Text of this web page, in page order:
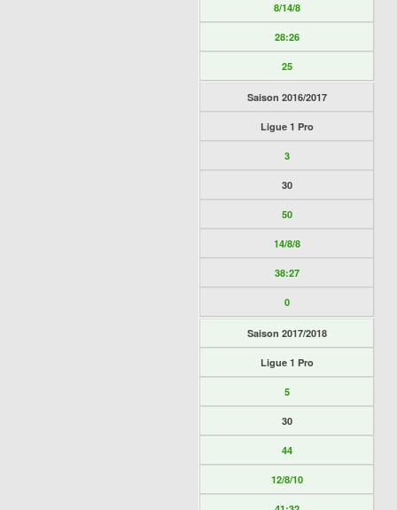
8/14/8
28:26
25
Saison 2016/2017
Ligue 1 Pro
3
30
50
14/8/8
38:27
0
Saison 2017/2018
Ligue 1 Pro
5
30
44
12/8/10